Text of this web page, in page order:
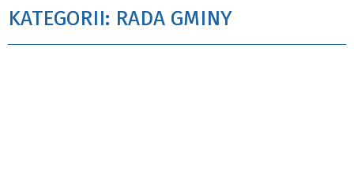
KATEGORII: RADA GMINY